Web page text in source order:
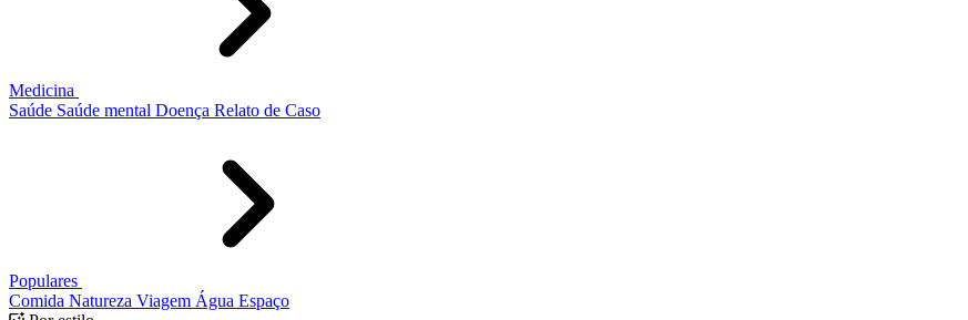
Medicina
Saúde Saúde mental Doença Relato de Caso
Populares
Comida Natureza Viagem Água Espaço